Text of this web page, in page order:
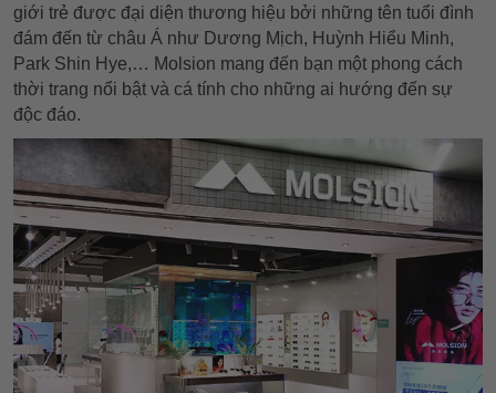
giới trẻ được đại diện thương hiệu bởi những tên tuổi đình
đám đến từ châu Á như Dương Mịch, Huỳnh Hiểu Minh,
Park Shin Hye,… Molsion mang đến bạn một phong cách
thời trang nổi bật và cá tính cho những ai hướng đến sự
độc đáo.